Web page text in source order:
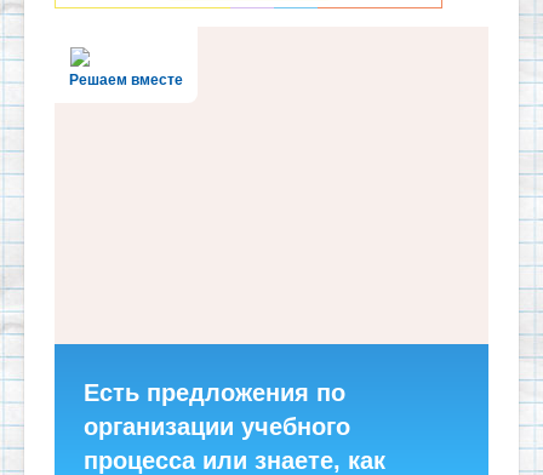
Решаем вместе
Есть предложения по
организации учебного
процесса или знаете, как